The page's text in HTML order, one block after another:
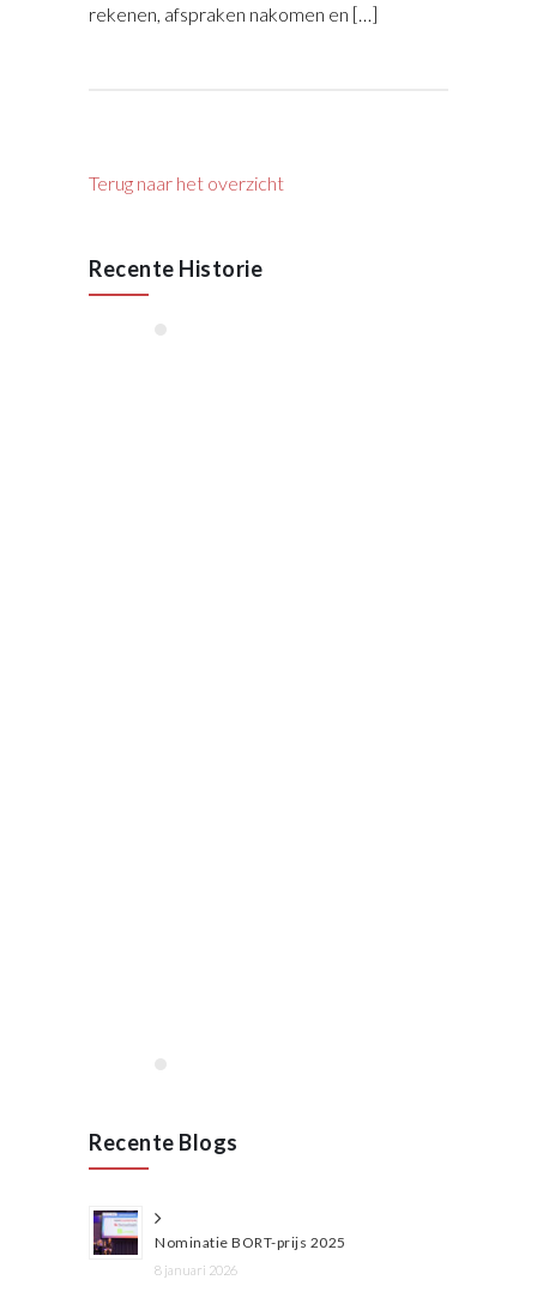
rekenen, afspraken nakomen en […]
Terug naar het overzicht
Recente Historie
Recente Blogs
Nominatie BORT-prijs 2025
8 januari 2026